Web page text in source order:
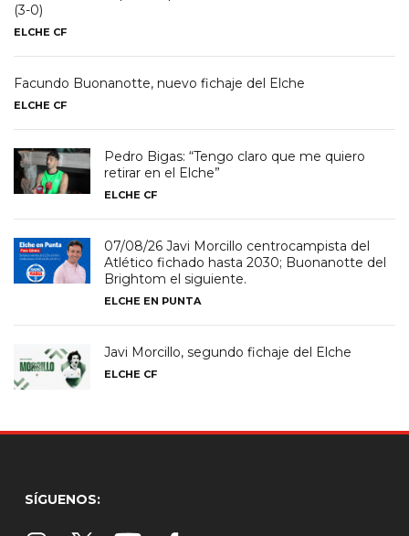
(3-0)
ELCHE CF
Facundo Buonanotte, nuevo fichaje del Elche
ELCHE CF
Pedro Bigas: “Tengo claro que me quiero
retirar en el Elche”
ELCHE CF
07/08/26 Javi Morcillo centrocampista del
Atlético fichado hasta 2030; Buonanotte del
Brightom el siguiente.
ELCHE EN PUNTA
Javi Morcillo, segundo fichaje del Elche
ELCHE CF
SÍGUENOS: